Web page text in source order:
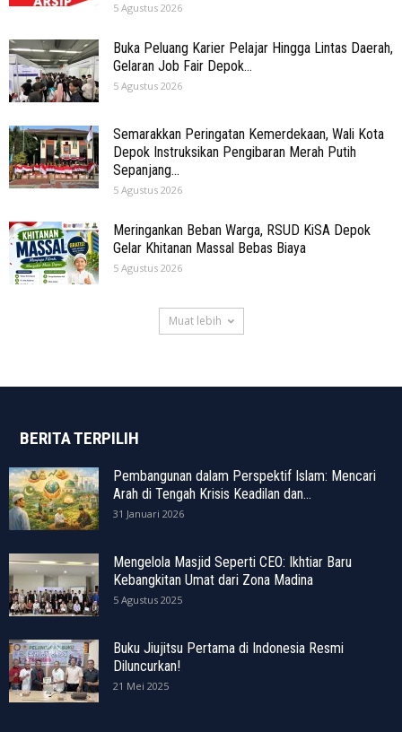
5 Agustus 2026
Buka Peluang Karier Pelajar Hingga Lintas Daerah,
Gelaran Job Fair Depok...
5 Agustus 2026
Semarakkan Peringatan Kemerdekaan, Wali Kota
Depok Instruksikan Pengibaran Merah Putih
Sepanjang...
5 Agustus 2026
Meringankan Beban Warga, RSUD KiSA Depok
Gelar Khitanan Massal Bebas Biaya
5 Agustus 2026
Muat lebih
BERITA TERPILIH
Pembangunan dalam Perspektif Islam: Mencari
Arah di Tengah Krisis Keadilan dan...
31 Januari 2026
Mengelola Masjid Seperti CEO: Ikhtiar Baru
Kebangkitan Umat dari Zona Madina
5 Agustus 2025
Buku Jiujitsu Pertama di Indonesia Resmi
Diluncurkan!
21 Mei 2025